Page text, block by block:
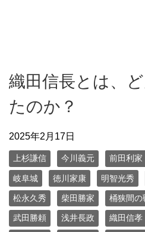
織田信長とは、
たのか？
2025年2月17日
上杉謙信 今川義元 前田利家
岐阜城 徳川家康 明智光秀
松永久秀 柴田勝家 桶狭間の
武田勝頼 浅井長政 織田信孝